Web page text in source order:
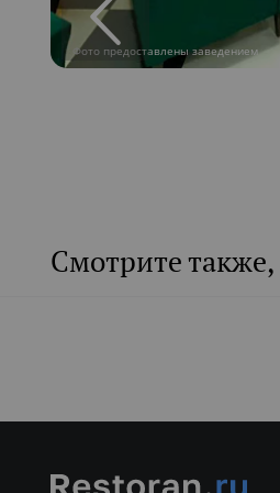
Фото предоставлены заведением
Смотрите также,
Летние веранды